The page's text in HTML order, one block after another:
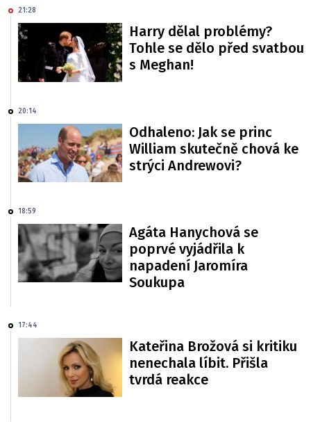
21:28
Harry dělal problémy?
Tohle se dělo před svatbou
s Meghan!
20:14
Odhaleno: Jak se princ
William skutečně chová ke
strýci Andrewovi?
18:59
Agáta Hanychová se
poprvé vyjádřila k
napadení Jaromíra
Soukupa
17:44
Kateřina Brožová si kritiku
nenechala líbit. Přišla
tvrdá reakce